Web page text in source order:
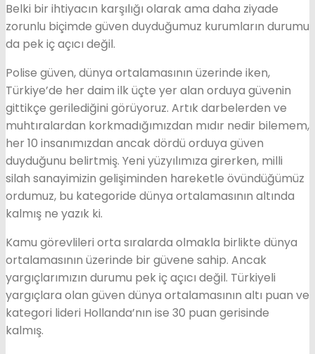
Belki bir ihtiyacın karşılığı olarak ama daha ziyade
zorunlu biçimde güven duyduğumuz kurumların durumu
da pek iç açıcı değil.
Polise güven, dünya ortalamasının üzerinde iken,
Türkiye’de her daim ilk üçte yer alan orduya güvenin
gittikçe gerilediğini görüyoruz. Artık darbelerden ve
muhtıralardan korkmadığımızdan mıdır nedir bilemem,
her 10 insanımızdan ancak dördü orduya güven
duyduğunu belirtmiş. Yeni yüzyılımıza girerken, milli
silah sanayimizin gelişiminden hareketle övündüğümüz
ordumuz, bu kategoride dünya ortalamasının altında
kalmış ne yazık ki.
Kamu görevlileri orta sıralarda olmakla birlikte dünya
ortalamasının üzerinde bir güvene sahip. Ancak
yargıçlarımızın durumu pek iç açıcı değil. Türkiyeli
yargıçlara olan güven dünya ortalamasının altı puan ve
kategori lideri Hollanda’nın ise 30 puan gerisinde
kalmış.